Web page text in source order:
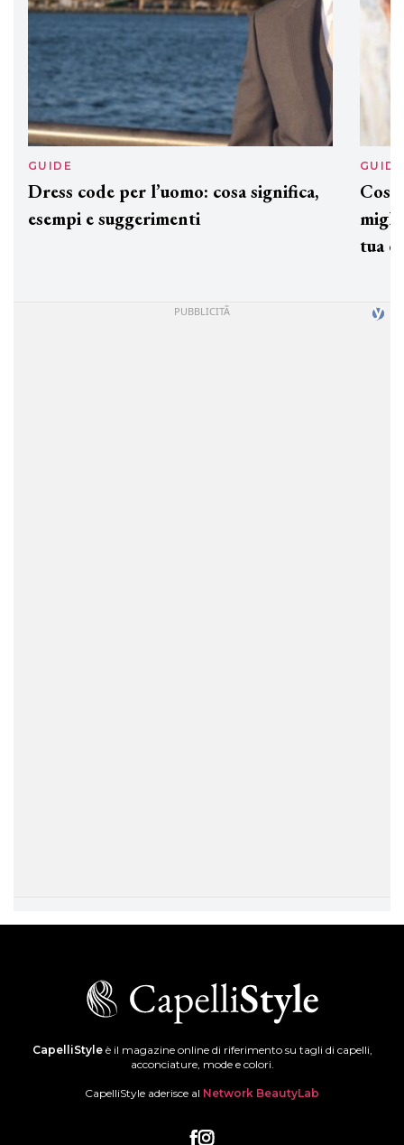
GUIDE
Dress code per l’uomo: cosa significa,
esempi e suggerimenti
GUIDE
tua
CapelliStyleè il magazine online di riferimento su tagli di capelli,
acconciature, mode e colori.
CapelliStyle aderisce al Network BeautyLab